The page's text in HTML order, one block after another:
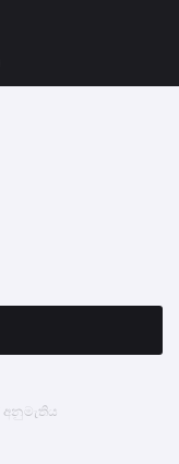
අනුමැතිය